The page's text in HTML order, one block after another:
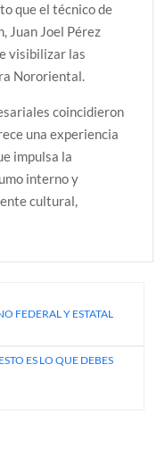
que el técnico de
Juan Joel Pérez
visibilizar las
Nororiental.
coincidieron
una experiencia
impulsa la
interno y
cultural,
FEDERAL Y ESTATAL
ES LO QUE DEBES